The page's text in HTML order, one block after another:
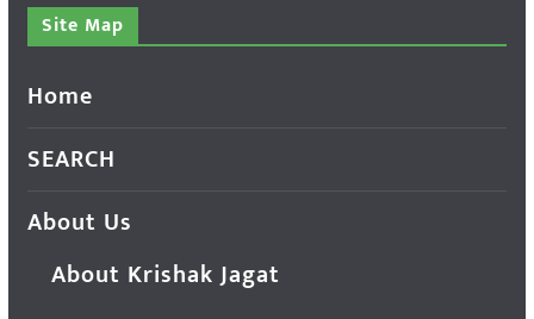
Site Map
Home
SEARCH
About Us
About Krishak Jagat